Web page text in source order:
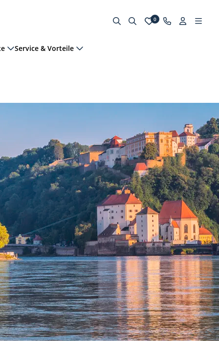
0
Service & Vorteile